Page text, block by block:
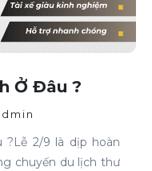
Ở Đâu ?
2/9 là dịp hoàn
chuyến du lịch thư